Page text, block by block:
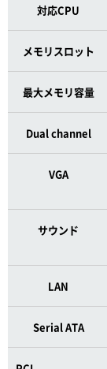
対応CPU
メモリスロット
最大メモリ容量
Dual channel
VGA
サウンド
LAN
Serial ATA